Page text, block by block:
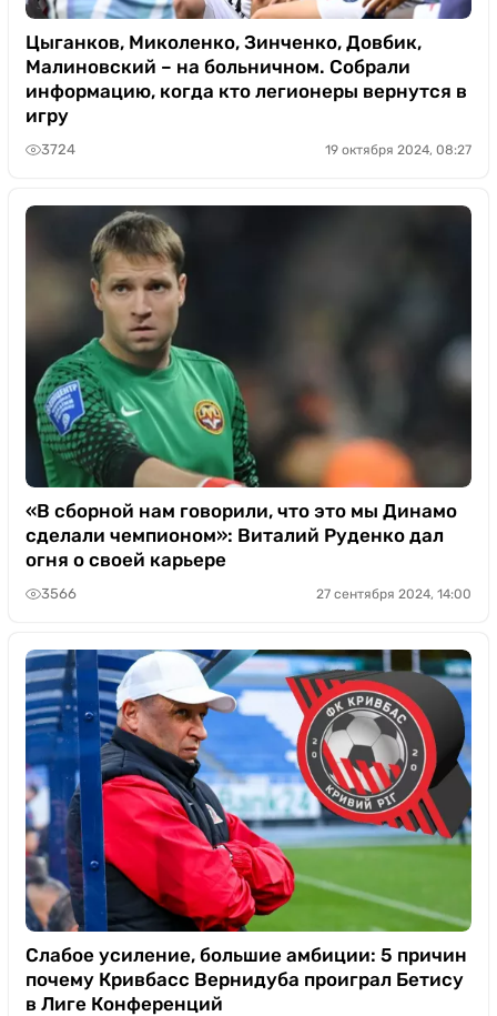
Цыганков, Миколенко, Зинченко, Довбик,
Малиновский – на больничном. Собрали
информацию, когда кто легионеры вернутся в
игру
3724 19 октября 2024, 08:27
«В сборной нам говорили, что это мы Динамо
сделали чемпионом»: Виталий Руденко дал
огня о своей карьере
3566 27 сентября 2024, 14:00
Слабое усиление, большие амбиции: 5 причин
почему Кривбасс Вернидуба проиграл Бетису
в Лиге Конференций